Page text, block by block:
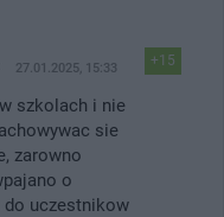
+15
27.01.2025, 15:33
szkolach i nie
sie
zarowno
o
do uczestnikow